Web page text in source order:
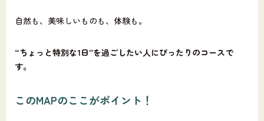
自然も、美味しいものも、体験も。
“ちょっと特別な1日”を過ごしたい人にぴったりのコースで
す。
このMAPのここがポイント！